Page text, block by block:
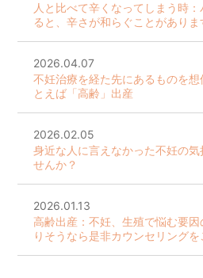
人と比べて辛くなってしまう時
ると、辛さが和らぐことがありま
2026.04.07
不妊治療を経た先にあるものを
とえば「高齢」出産
2026.02.05
身近な人に言えなかった不妊の
せんか？
2026.01.13
高齢出産：不妊、生殖で悩む要
りそうなら是非カウンセリングを